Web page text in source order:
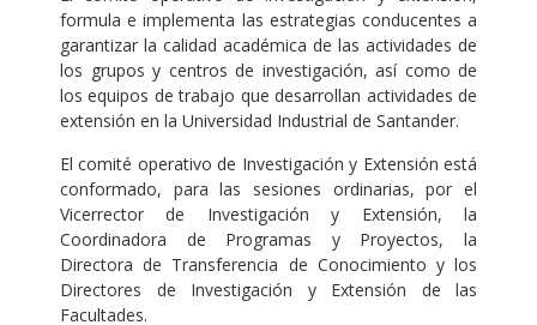
formula e implementa las estrategias conducentes a
garantizar la calidad académica de las actividades de
los grupos y centros de investigación, así como de
los equipos de trabajo que desarrollan actividades de
extensión en la Universidad Industrial de Santander.
El comité operativo de Investigación y Extensión está
conformado, para las sesiones ordinarias, por el
Vicerrector de Investigación y Extensión, la
Coordinadora de Programas y Proyectos, la
Directora de Transferencia de Conocimiento y los
Directores de Investigación y Extensión de las
Facultades.